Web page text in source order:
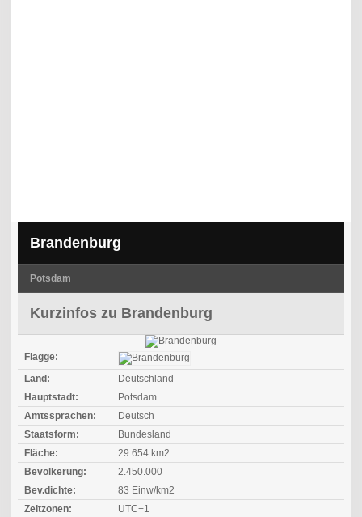
Brandenburg
Potsdam
Kurzinfos zu Brandenburg
Flagge:
Land:
Deutschland
Hauptstadt:
Potsdam
Amtssprachen:
Deutsch
Staatsform:
Bundesland
Fläche:
29.654 km2
Bevölkerung:
2.450.000
Bev.dichte:
83 Einw/km2
Zeitzonen:
UTC+1